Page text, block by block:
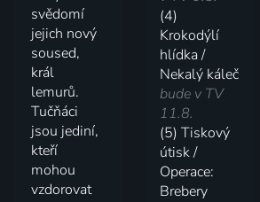
svědomí
jejich nový
soused,
král
lemurů.
Tučňáci
jsou jediní,
kteří
mohou
vzdorovat
(4)
Krokodýlí
hlídka /
Nekalý káleč
bude v TV
11.8.
(5) Tiskový
útisk /
Operace:
Brebery